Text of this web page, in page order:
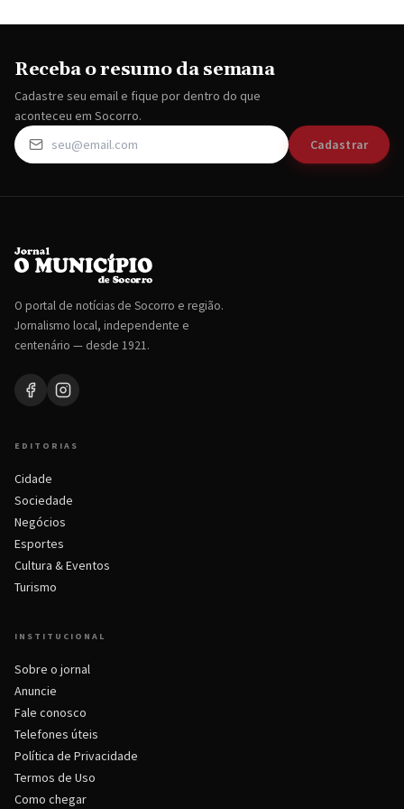
Receba o resumo da semana
Cadastre seu email e fique por dentro do que
aconteceu em Socorro.
Cadastrar
O portal de notícias de Socorro e região.
Jornalismo local, independente e
centenário — desde 1921.
EDITORIAS
Cidade
Sociedade
Negócios
Esportes
Cultura & Eventos
Turismo
INSTITUCIONAL
Sobre o jornal
Anuncie
Fale conosco
Telefones úteis
Política de Privacidade
Termos de Uso
Como chegar